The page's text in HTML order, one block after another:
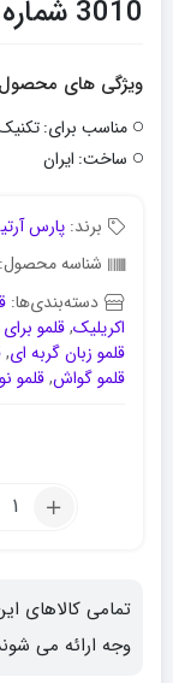
3010 شماره 6
ویژگی های
مناسب برای:
ساخت: ایران
برند: پارس
شناسه محصول:
دسته‌بندی‌ها:
اکریلیک,قلمو
قلمو زبان گربه ای,
قلمو گواش,قلمو
تعداد:
ایتمامی کالاهای
وجه ارائه می